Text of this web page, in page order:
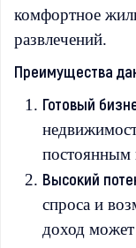
комфортное
развлечений.
Преимущества
Готовый
постоянным
Высокий
спроса и
доход может